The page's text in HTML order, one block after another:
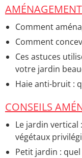
AMÉNAGEMENT
Comment
Comment
Ces astuces
votre jardin
Haie anti-bruit :
CONSEILS
Le jardin
végétaux
Petit jardin :